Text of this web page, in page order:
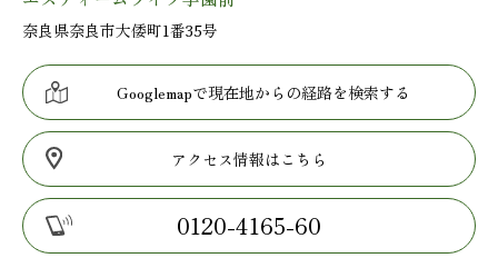
奈良県奈良市大倭町1番35号
Googlemapで現在地からの経路を検索する
アクセス情報はこちら
0120-4165-60